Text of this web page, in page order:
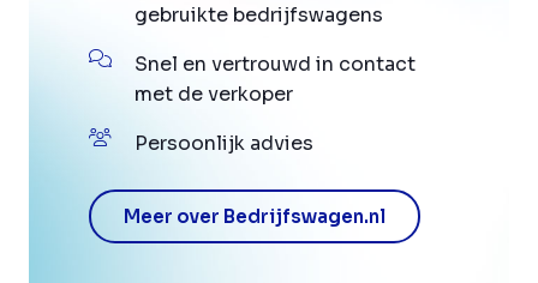
gebruikte bedrijfswagens
Snel en vertrouwd in contact
met de verkoper
Persoonlijk advies
Meer over Bedrijfswagen.nl